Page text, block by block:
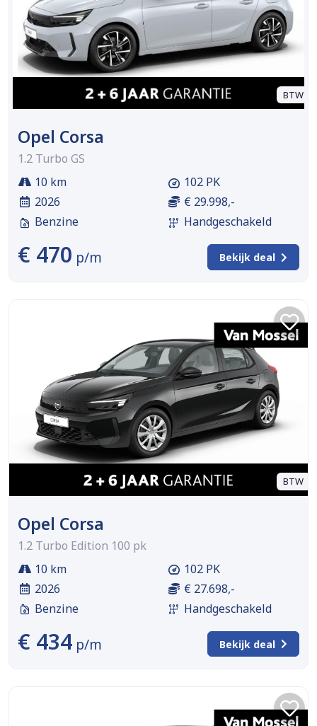
BTW
Opel Corsa
1.2 Turbo GS
10 km
2026
Benzine
102 PK
€ 29.998,-
Handgeschakeld
€ 470 p/m Bekijk deal
BTW
Opel Corsa
1.2 Turbo Edition 100 pk
10 km
2026
Benzine
102 PK
€ 27.698,-
Handgeschakeld
€ 434 p/m Bekijk deal